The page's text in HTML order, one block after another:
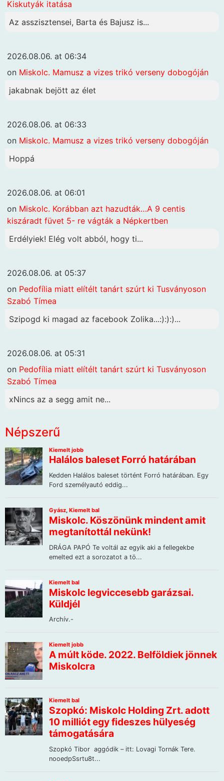
Kiskutyák itatása
Az asszisztensei, Barta és Bajusz is...
2026.08.06. at 06:34
on Miskolc. Mamusz a vizes trikó verseny dobogóján
jakabnak bejött az élet
2026.08.06. at 06:33
on Miskolc. Mamusz a vizes trikó verseny dobogóján
Hoppá
2026.08.06. at 06:01
on Miskolc. Korábban azt hazudták…A 9 centis
kiszáradt füvet 5- re vágták a Népkertben
Erdélyiek! Elég volt abból, hogy ti...
2026.08.06. at 05:37
on Pedofília miatt elítélt tanárt szúrt ki Tusványoson
Szabó Tímea
Szipogd ki magad az facebook Zolika...:):):)...
2026.08.06. at 05:31
on Pedofília miatt elítélt tanárt szúrt ki Tusványoson
Szabó Tímea
xNincs az a segg amit ne...
Népszerű